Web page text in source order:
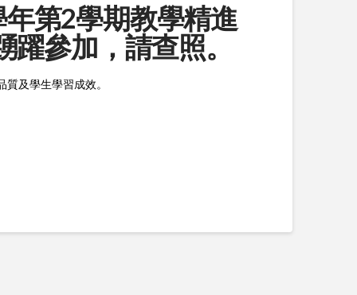
第2學期教學精進
參加，請查照。
及學生學習成效。